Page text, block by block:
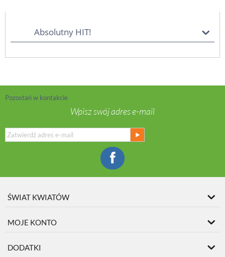
Absolutny HIT!
Pozostań w kontakcie
Wpisz swój adres e-mail
ŚWIAT KWIATÓW
MOJE KONTO
DODATKI